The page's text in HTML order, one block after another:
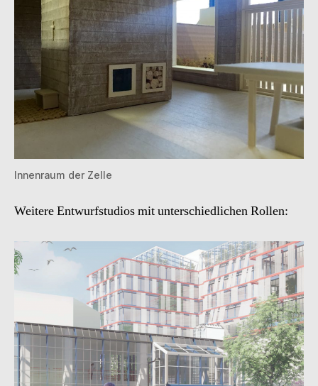
Innenraum der Zelle
Weitere Entwurfstudios mit unterschiedlichen Rollen: